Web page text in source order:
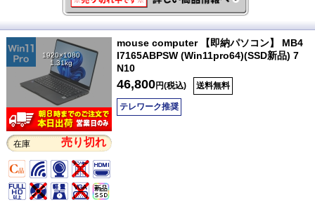
1920×1080
1.31kg
在庫 売り切れ
mouse computer 【即納パソコン】 MB4
I7165ABPSW (Win11pro64)(SSD新品) 7
N10
46,800円(税込) 送料無料
テレワーク推奨